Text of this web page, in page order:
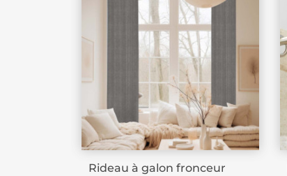
Rideau à galon fronceur